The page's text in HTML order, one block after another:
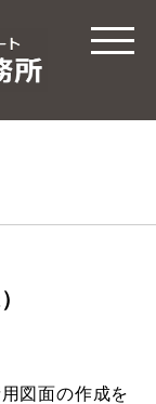
図面の作成を